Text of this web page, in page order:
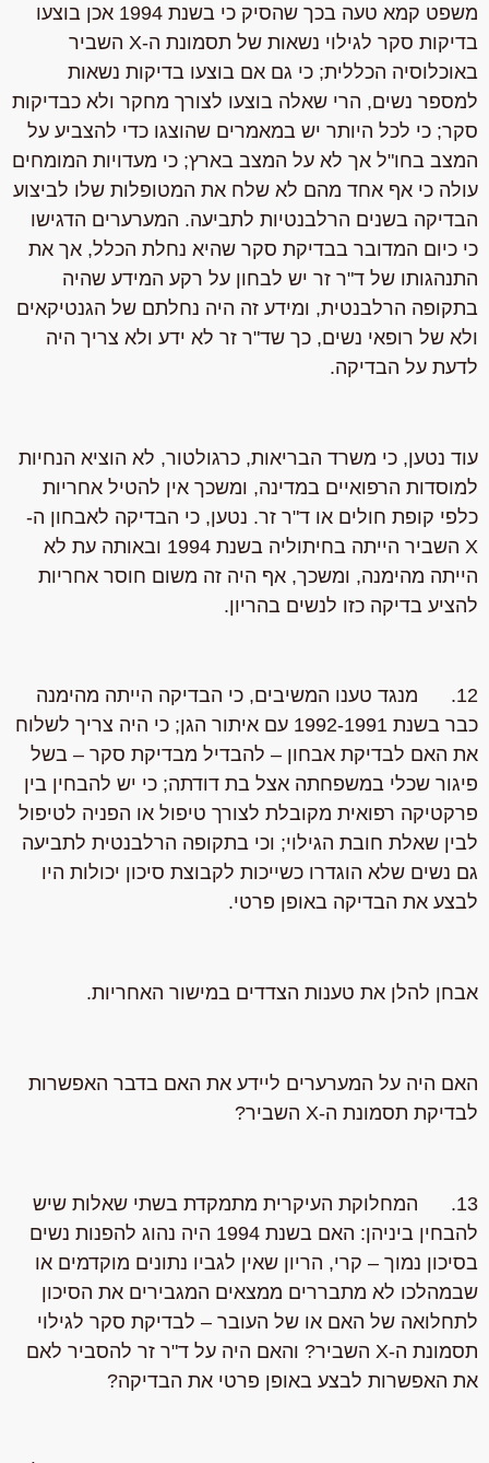
משפט קמא טעה בכך שהסיק כי בשנת 1994 אכן בוצעו
בדיקות סקר לגילוי נשאות של תסמונת ה-X השביר
באוכלוסיה הכללית; כי גם אם בוצעו בדיקות נשאות
למספר נשים, הרי שאלה בוצעו לצורך מחקר ולא כבדיקות
סקר; כי לכל היותר יש במאמרים שהוצגו כדי להצביע על
המצב בחו"ל אך לא על המצב בארץ; כי מעדויות המומחים
עולה כי אף אחד מהם לא שלח את המטופלות שלו לביצוע
הבדיקה בשנים הרלבנטיות לתביעה. המערערים הדגישו
כי כיום המדובר בבדיקת סקר שהיא נחלת הכלל, אך את
התנהגותו של ד"ר זר יש לבחון על רקע המידע שהיה
בתקופה הרלבנטית, ומידע זה היה נחלתם של הגנטיקאים
ולא של רופאי נשים, כך שד"ר זר לא ידע ולא צריך היה
לדעת על הבדיקה.
עוד נטען, כי משרד הבריאות, כרגולטור, לא הוציא הנחיות
למוסדות הרפואיים במדינה, ומשכך אין להטיל אחריות
כלפי קופת חולים או ד"ר זר. נטען, כי הבדיקה לאבחון ה-
X השביר הייתה בחיתוליה בשנת 1994 ובאותה עת לא
הייתה מהימנה, ומשכך, אף היה זה משום חוסר אחריות
להציע בדיקה כזו לנשים בהריון.
12. מנגד טענו המשיבים, כי הבדיקה הייתה מהימנה
כבר בשנת 1992-1991 עם איתור הגן; כי היה צריך לשלוח
את האם לבדיקת אבחון – להבדיל מבדיקת סקר – בשל
פיגור שכלי במשפחתה אצל בת דודתה; כי יש להבחין בין
פרקטיקה רפואית מקובלת לצורך טיפול או הפניה לטיפול
לבין שאלת חובת הגילוי; וכי בתקופה הרלבנטית לתביעה
גם נשים שלא הוגדרו כשייכות לקבוצת סיכון יכולות היו
לבצע את הבדיקה באופן פרטי.
אבחן להלן את טענות הצדדים במישור האחריות.
האם היה על המערערים ליידע את האם בדבר האפשרות
לבדיקת תסמונת ה-X השביר?
13. המחלוקת העיקרית מתמקדת בשתי שאלות שיש
להבחין ביניהן: האם בשנת 1994 היה נהוג להפנות נשים
בסיכון נמוך – קרי, הריון שאין לגביו נתונים מוקדמים או
שבמהלכו לא מתבררים ממצאים המגבירים את הסיכון
לתחלואה של האם או של העובר – לבדיקת סקר לגילוי
תסמונת ה-X השביר? והאם היה על ד"ר זר להסביר לאם
את האפשרות לבצע באופן פרטי את הבדיקה?